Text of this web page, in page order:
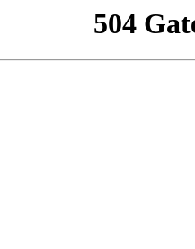
504